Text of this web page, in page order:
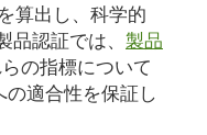
算出し、科学的
認証では、 製品
の指標について
の適合性を保証し